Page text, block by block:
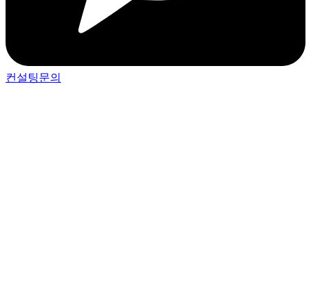
컨설팅문의